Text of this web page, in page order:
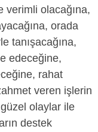
verimli olacağına,
orada
tanışacağına,
edeceğine,
rahat
veren işlerin
güzel olaylar ile
destek